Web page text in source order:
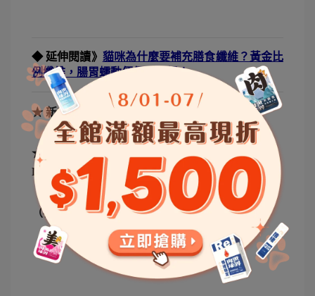
◆ 延伸閱讀》 貓咪為什麼要補充膳食纖維？黃金比
例纖維，腸胃蠕動便便更順暢！
★ 新肉球150元肉元【
★ 最後，邀請各位”
”加入肉球世界
PawpawLand：
LINE官方社群】
（裡面會”不定期”推出官網沒有的東西喔～）